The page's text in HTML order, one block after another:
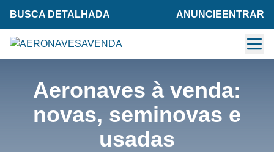
BUSCA DETALHADA ANUNCIE ENTRAR
Aeronaves à venda:
novas, seminovas e
usadas